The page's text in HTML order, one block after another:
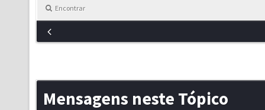
Encontrar
Mensagens neste Tópico